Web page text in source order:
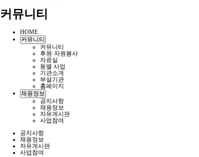
커뮤니티
HOME
커뮤니티
커뮤니티
후원·자원봉사
자료실
동별 사업
기관소개
부설기관
홈페이지
채용정보
공지사항
채용정보
자유게시판
사업참여
공지사항
채용정보
자유게시판
사업참여